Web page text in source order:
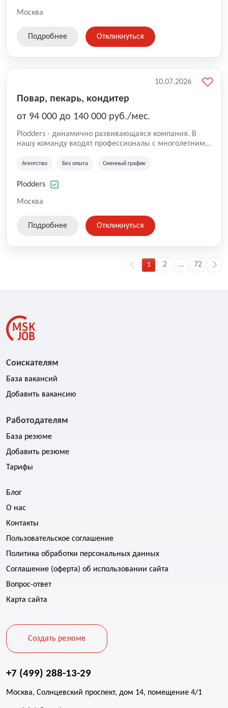
Москва
Подробнее Откликнуться
Повар, пекарь, кондитер
от 94 000 до 140 000 руб./мес.
Plodders - динамично развивающаяся компания. В
нашу команду входят профессионалы с многолетним
на рынке аутсорсинга, а накопленный опыт позволяют
оказываемых услуг.
Агентство Без опыта Сменный график
Plodders
Москва
10.07.2026
Подробнее Откликнуться
1 2 ... 72
Соискателям
База вакансий
Добавить вакансию
Работодателям
База резюме
Добавить резюме
Тарифы
Блог
О нас
Контакты
Пользовательское соглашение
Политика обработки персональных данных
Соглашение (оферта) об использовании сайта
Вопрос-ответ
Карта сайта
Создать резюме
+7 (499) 288-13-29
Москва, Солнцевский проспект, дом 14, помещение 4/1